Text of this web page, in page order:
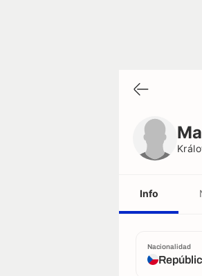
Info
Nacionalidad